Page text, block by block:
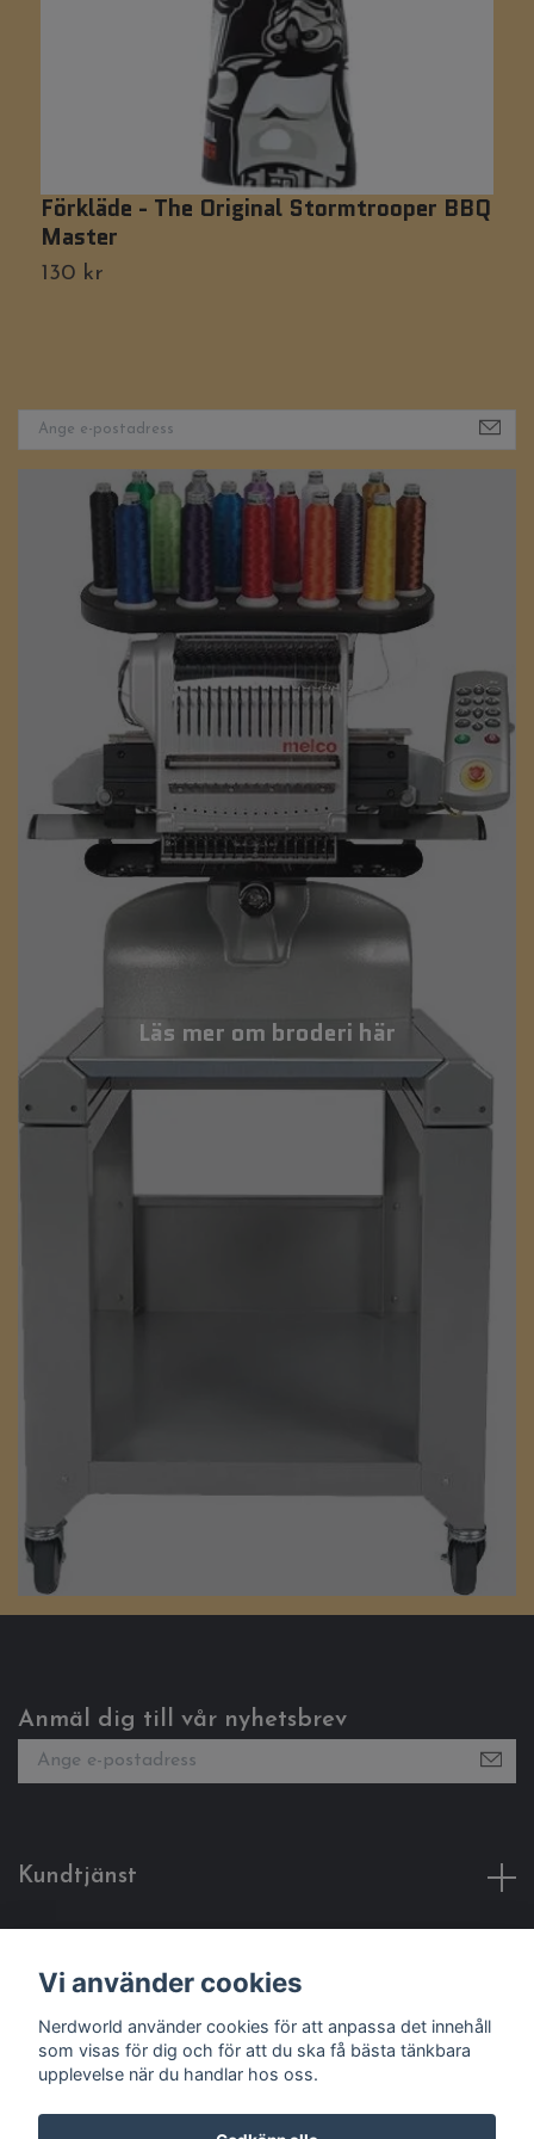
Läs mer om broderi här
Förkläde - The Original Stormtrooper BBQ
Master
130 kr
Anmäl dig till vår nyhetsbrev
Kundtjänst
Sociala medier
Vi använder cookies
Nerdworld använder cookies för att anpassa det innehåll
som visas för dig och för att du ska få bästa tänkbara
upplevelse när du handlar hos oss.